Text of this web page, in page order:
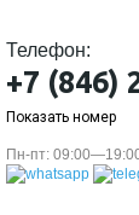
Телефон:
+7 (846)
Показать номер
Пн-пт: